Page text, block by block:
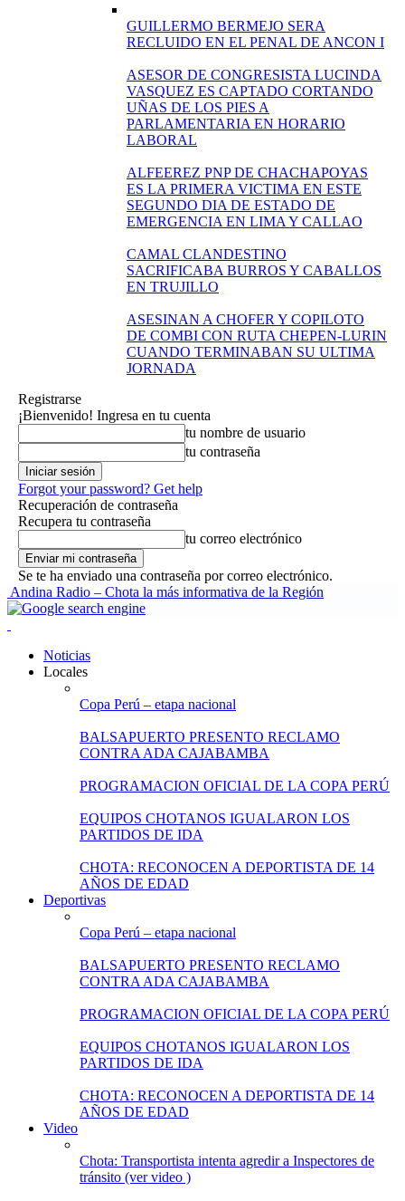
GUILLERMO BERMEJO SERA
RECLUIDO EN EL PENAL DE ANCON I
ASESOR DE CONGRESISTA LUCINDA
VASQUEZ ES CAPTADO CORTANDO
UÑAS DE LOS PIES A
PARLAMENTARIA EN HORARIO
LABORAL
ALFEEREZ PNP DE CHACHAPOYAS
ES LA PRIMERA VICTIMA EN ESTE
SEGUNDO DIA DE ESTADO DE
EMERGENCIA EN LIMA Y CALLAO
CAMAL CLANDESTINO
SACRIFICABA BURROS Y CABALLOS
EN TRUJILLO
ASESINAN A CHOFER Y COPILOTO
DE COMBI CON RUTA CHEPEN-LURIN
CUANDO TERMINABAN SU ULTIMA
JORNADA
Registrarse
¡Bienvenido! Ingresa en tu cuenta
tu nombre de usuario
tu contraseña
Forgot your password? Get help
Recuperación de contraseña
Recupera tu contraseña
tu correo electrónico
Se te ha enviado una contraseña por correo electrónico.
Andina Radio – Chota la más informativa de la Región
Noticias
Locales
Copa Perú – etapa nacional
BALSAPUERTO PRESENTO RECLAMO
CONTRA ADA CAJABAMBA
PROGRAMACION OFICIAL DE LA COPA PERÚ
EQUIPOS CHOTANOS IGUALARON LOS
PARTIDOS DE IDA
CHOTA: RECONOCEN A DEPORTISTA DE 14
AÑOS DE EDAD
Deportivas
Copa Perú – etapa nacional
BALSAPUERTO PRESENTO RECLAMO
CONTRA ADA CAJABAMBA
PROGRAMACION OFICIAL DE LA COPA PERÚ
EQUIPOS CHOTANOS IGUALARON LOS
PARTIDOS DE IDA
CHOTA: RECONOCEN A DEPORTISTA DE 14
AÑOS DE EDAD
Video
Chota: Transportista intenta agredir a Inspectores de
tránsito (ver video )